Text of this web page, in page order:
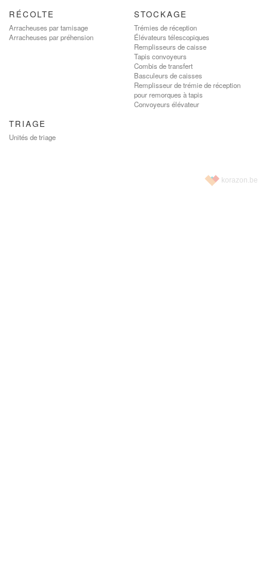
RÉCOLTE
Arracheuses par tamisage
Arracheuses par préhension
STOCKAGE
Trémies de réception
Élévateurs télescopiques
Remplisseurs de caisse
Tapis convoyeurs
Combis de transfert
Basculeurs de caisses
Remplisseur de trémie de réception
pour remorques à tapis
Convoyeurs élévateur
TRIAGE
Unités de triage
korazon.be